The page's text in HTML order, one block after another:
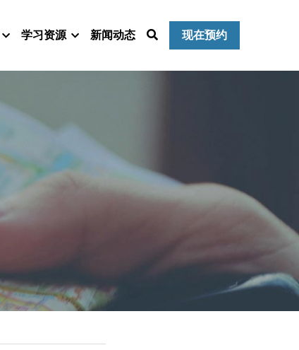
学习资源 新闻动态 现在预约